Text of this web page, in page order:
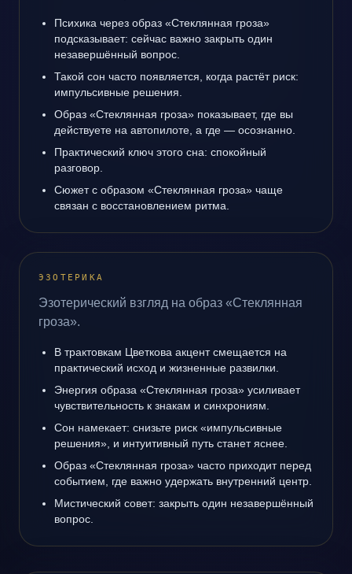
Психика через образ «Стеклянная гроза»
подсказывает: сейчас важно закрыть один
незавершённый вопрос.
Такой сон часто появляется, когда растёт риск:
импульсивные решения.
Образ «Стеклянная гроза» показывает, где вы
действуете на автопилоте, а где — осознанно.
Практический ключ этого сна: спокойный
разговор.
Сюжет с образом «Стеклянная гроза» чаще
связан с восстановлением ритма.
ЭЗОТЕРИКА
Эзотерический взгляд на образ «Стеклянная
гроза».
В трактовкам Цветкова акцент смещается на
практический исход и жизненные развилки.
Энергия образа «Стеклянная гроза» усиливает
чувствительность к знакам и синхрониям.
Сон намекает: снизьте риск «импульсивные
решения», и интуитивный путь станет яснее.
Образ «Стеклянная гроза» часто приходит перед
событием, где важно удержать внутренний центр.
Мистический совет: закрыть один незавершённый
вопрос.